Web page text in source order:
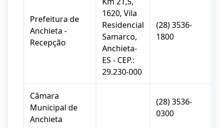
Prefeitura de
Anchieta -
Recepção
1620, Vila
Residencial
Samarco,
Anchieta-
ES - CEP.:
29.230-000
(28) 3536-
1800
Câmara
Municipal de
Anchieta
(28) 3536-
0300